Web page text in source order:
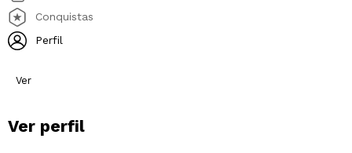
Conquistas
Perfil
Ver
Ver perfil